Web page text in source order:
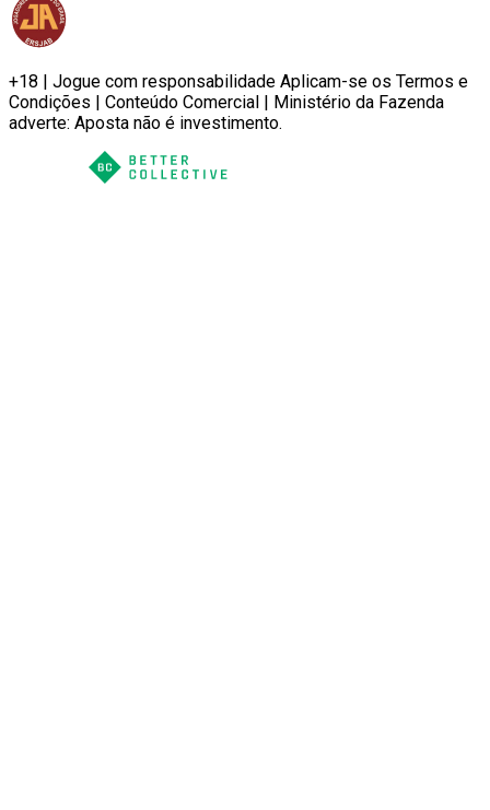
+18 | Jogue com responsabilidade Aplicam-se os Termos e
Condições | Conteúdo Comercial | Ministério da Fazenda
adverte: Aposta não é investimento.